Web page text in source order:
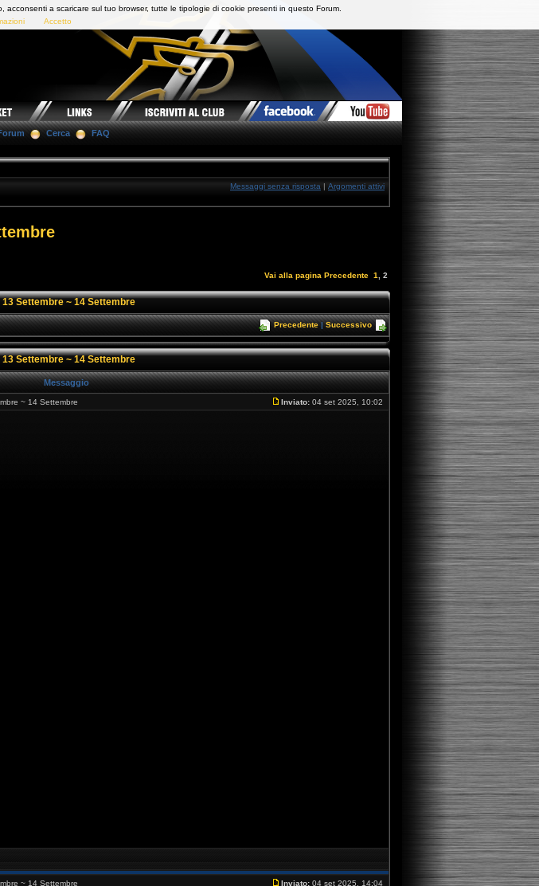
Cerca FAQ
Messaggi senza risposta | Argomenti attivi
Vai alla pagina Precedente 1 2
Settembre ~ 14 Settembre
Precedente| Successivo
Settembre ~ 14 Settembre
Messaggio
~ 14 Settembre Inviato: 04 set 2025, 10:02
~ 14 Settembre Inviato: 04 set 2025, 14:04
a scaricare sul tuo browser, tutte le tipologie di cookie presenti in questo Forum.
Accetto